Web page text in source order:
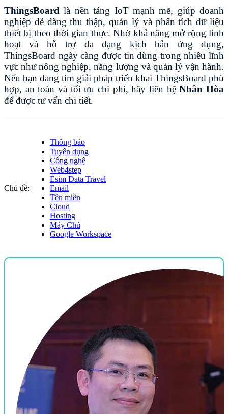
ThingsBoard là nền tảng IoT mạnh mẽ, giúp doanh
nghiệp dễ dàng thu thập, quản lý và phân tích dữ liệu
thiết bị theo thời gian thực. Nhờ khả năng mở rộng linh
hoạt và hỗ trợ đa dạng kịch bản ứng dụng,
ThingsBoard ngày càng được tin dùng trong nhiều lĩnh
vực như nông nghiệp, năng lượng và quản lý vận hành.
Nếu bạn đang tìm giải pháp triển khai ThingsBoard phù
hợp, an toàn và tối ưu chi phí, hãy liên hệNhân Hòa
để được tư vấn chi tiết.
Chủ đề:
Thông báo
Tuyển dụng
Công nghệ
Web4step
Esim Data Travel
Email
Tên miền
Cloud
Hosting
Máy Chủ
Google Workspace